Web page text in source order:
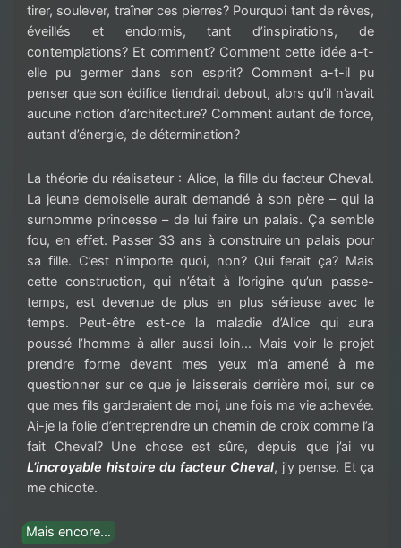
tirer, soulever, traîner ces pierres? Pourquoi tant de rêves,
éveillés et endormis, tant d’inspirations, de
contemplations? Et comment? Comment cette idée a-t-
elle pu germer dans son esprit? Comment a-t-il pu
penser que son édifice tiendrait debout, alors qu’il n’avait
aucune notion d’architecture? Comment autant de force,
autant d’énergie, de détermination?
La théorie du réalisateur : Alice, la fille du facteur Cheval.
La jeune demoiselle aurait demandé à son père – qui la
surnomme princesse – de lui faire un palais. Ça semble
fou, en effet. Passer 33 ans à construire un palais pour
sa fille. C’est n’importe quoi, non? Qui ferait ça? Mais
cette construction, qui n’était à l’origine qu’un passe-
temps, est devenue de plus en plus sérieuse avec le
temps. Peut-être est-ce la maladie d’Alice qui aura
poussé l’homme à aller aussi loin… Mais voir le projet
prendre forme devant mes yeux m’a amené à me
questionner sur ce que je laisserais derrière moi, sur ce
que mes fils garderaient de moi, une fois ma vie achevée.
Ai-je la folie d’entreprendre un chemin de croix comme l’a
fait Cheval? Une chose est sûre, depuis que j’ai vu
L’incroyable histoire du facteur Cheval, j’y pense. Et ça
me chicote.
Mais encore…